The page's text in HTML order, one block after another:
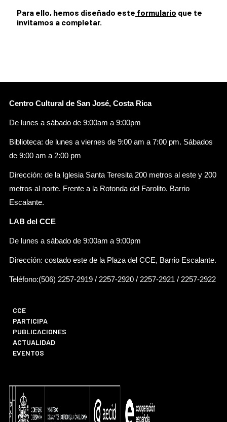
Para ello, hemos diseñado este formulario que te
invitamos a completar.
Centro Cultural de San José, Costa Rica
De lunes a sábado de 9:00am a 9:00pm
Biblioteca: de lunes a viernes de 9:00 am a 7:00 pm. Sábados
de 9:00 am a 2:00 pm
Dirección: de la Iglesia Santa Teresita 200 metros al este y 200
metros al norte. Frente a la Rotonda del Farolito. Barrio
Escalante.
LAB del CCE
De lunes a sábado de 9:00am a 9:00pm
Dirección: costado este de la Plaza del CCE, Barrio Escalante.
Teléfono:(506) 2257-2919 / 2257-2920 / 2257-2921 / 2257-2922
CCE
PARTICIPA
PUBLICACIONES
ACTUALIDAD
EVENTOS